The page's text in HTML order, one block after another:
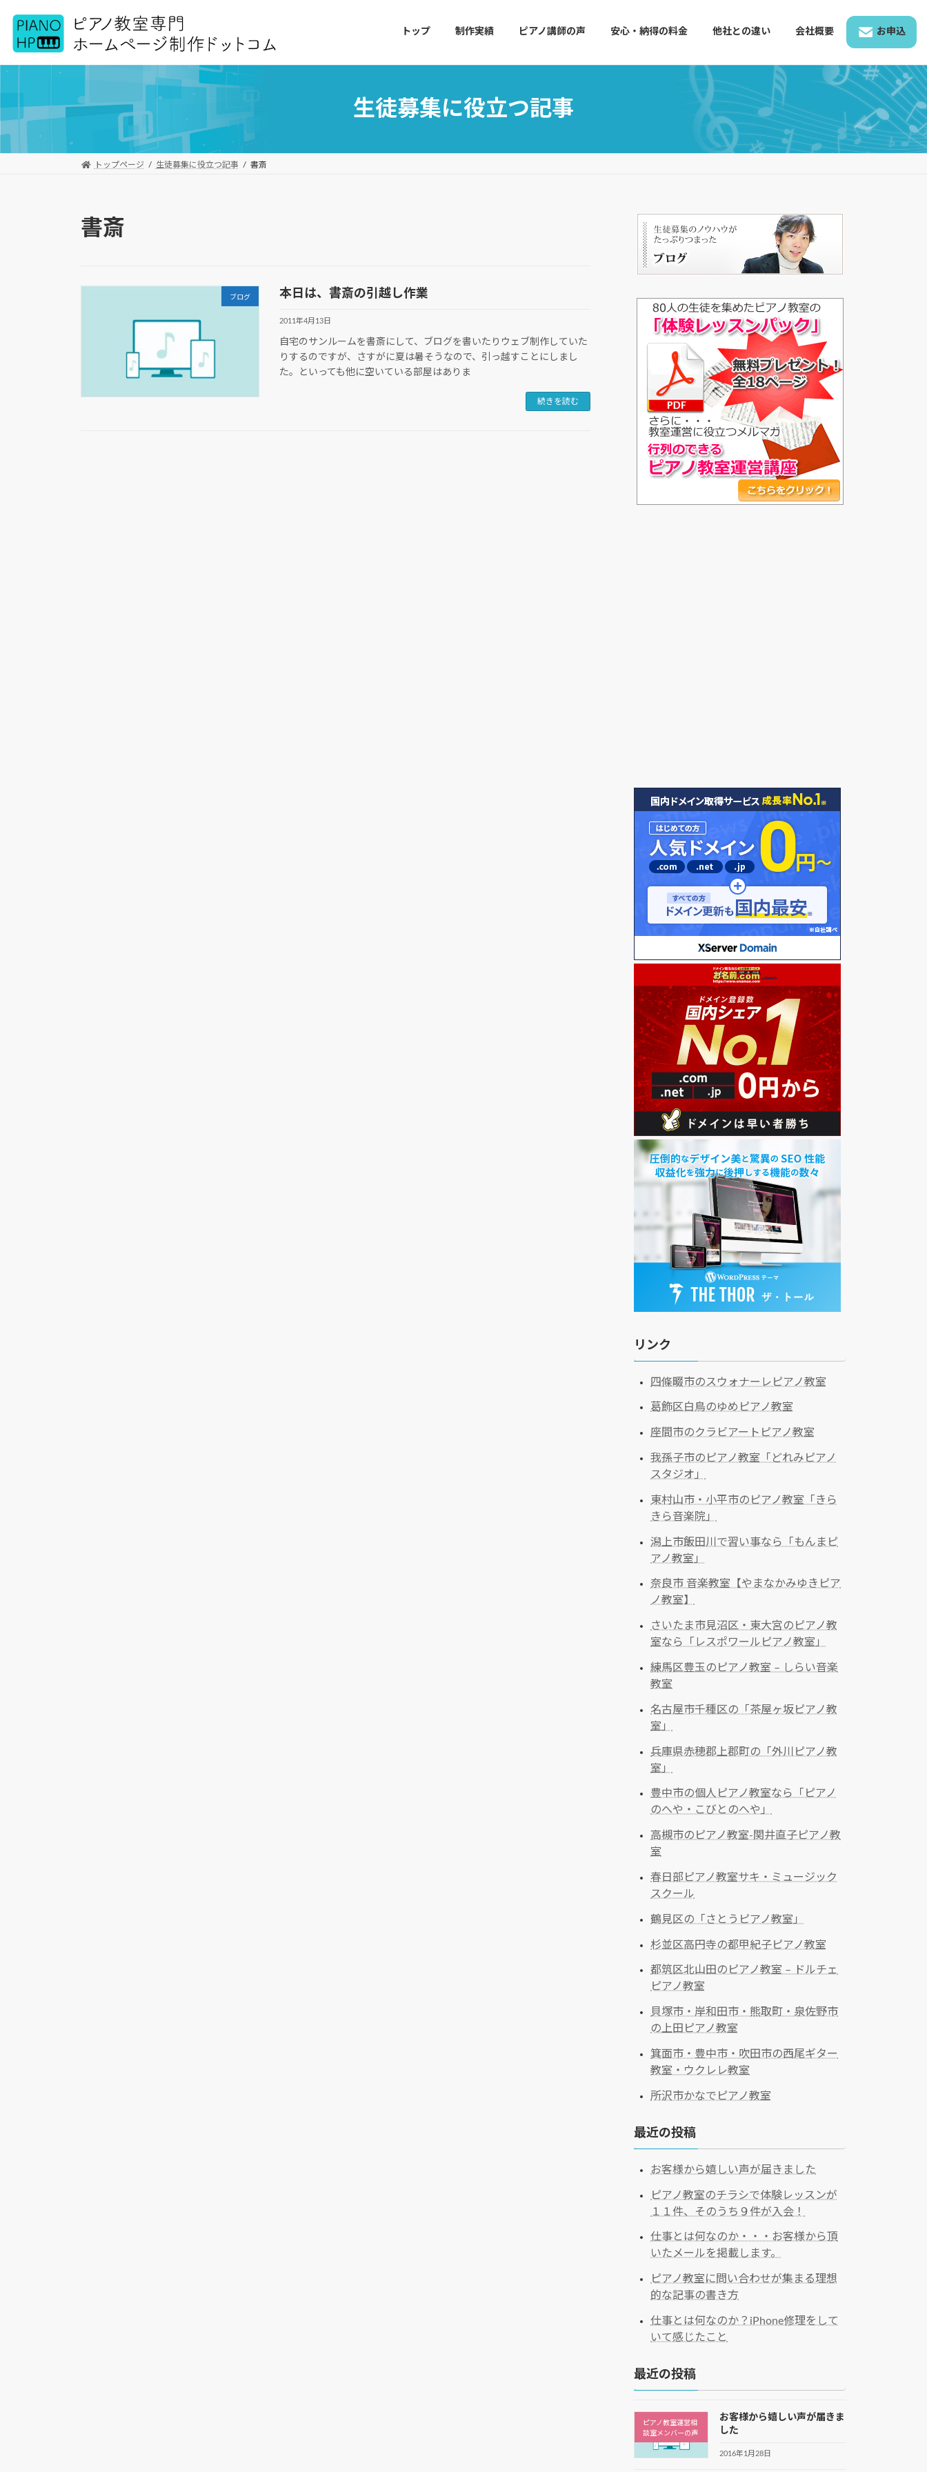
ツ
ス
シ
ン
トップ 制作実績 ピアノ講師の声 安心・納得の料金 他社との違い 会社概要 お申込
生徒募集に役立つ記事
トップページ 生徒募集に役立つ記事 書斎
書斎
ブログ 本日は、書斎の引越し作業
2011年4月13日
自宅のサンルームを書斎にして、ブログを書いたりウェブ制作していた
りするのですが、さすがに夏は暑そうなので、引っ越すことにしまし
た。といっても他に空いている部屋はありま
続きを読む
リンク
四條畷市のスウォナーレピアノ教室
葛飾区白鳥のゆめピアノ教室
座間市のクラビアートピアノ教室
我孫子市のピアノ教室「どれみピアノ
スタジオ」
東村山市・小平市のピアノ教室「きら
きら音楽院」
潟上市飯田川で習い事なら「もんまピ
アノ教室」
奈良市 音楽教室【やまなかみゆきピア
ノ教室】
さいたま市見沼区・東大宮のピアノ教
室なら「レスポワールピアノ教室」
練馬区豊玉のピアノ教室 – しらい音楽
教室
名古屋市千種区の「茶屋ヶ坂ピアノ教
室」
兵庫県赤穂郡上郡町の「外川ピアノ教
室」
豊中市の個人ピアノ教室なら「ピアノ
のへや・こびとのへや」
高槻市のピアノ教室-関井直子ピアノ教
室
春日部ピアノ教室サキ・ミュージック
スクール
鶴見区の「さとうピアノ教室」
杉並区高円寺の都甲紀子ピアノ教室
都筑区北山田のピアノ教室 – ドルチェ
ピアノ教室
貝塚市・岸和田市・熊取町・泉佐野市
の上田ピアノ教室
箕面市・豊中市・吹田市の西尾ギター
教室・ウクレレ教室
所沢市かなでピアノ教室
最近の投稿
お客様から嬉しい声が届きました
ピアノ教室のチラシで体験レッスンが
１１件、そのうち９件が入会！
仕事とは何なのか・・・お客様から頂
いたメールを掲載します。
ピアノ教室に問い合わせが集まる理想
的な記事の書き方
仕事とは何なのか？iPhone修理をして
いて感じたこと
最近の投稿
ピアノ教室運営相
談室メンバーの声
お客様から嬉しい声が届きま
した
2016年1月28日